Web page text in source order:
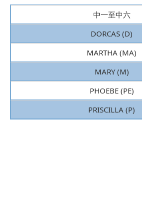
中一至中六
DORCAS (D)
MARTHA (MA)
MARY (M)
PHOEBE (PE)
PRISCILLA (P)